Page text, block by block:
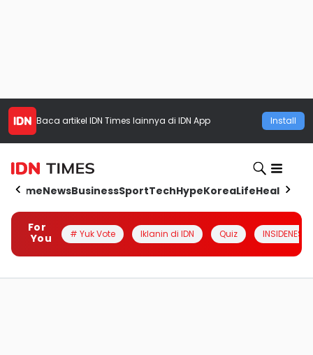
Baca artikel IDN Times lainnya di IDN App Install
HomeNewsBusinessSportTechHypeKoreaLifeHealth
For
You
# Yuk Vote Iklanin di IDN Quiz INSIDENESIA